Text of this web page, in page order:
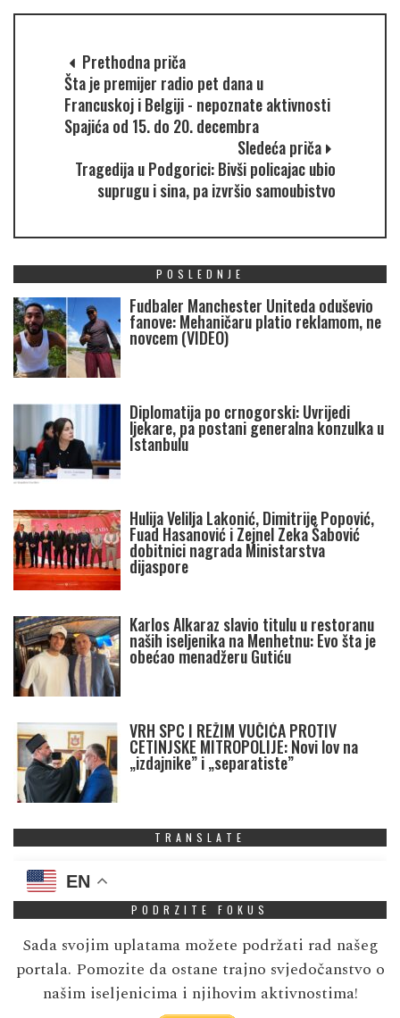
Prethodna priča
Šta je premijer radio pet dana u
Francuskoj i Belgiji - nepoznate aktivnosti
Spajića od 15. do 20. decembra
Sledeća priča
Tragedija u Podgorici: Bivši policajac ubio
suprugu i sina, pa izvršio samoubistvo
POSLEDNJE
Fudbaler Manchester Uniteda oduševio
fanove: Mehaničaru platio reklamom, ne
novcem (VIDEO)
Diplomatija po crnogorski: Uvrijedi
ljekare, pa postani generalna konzulka u
Istanbulu
Hulija Velilja Lakonić, Dimitrije Popović,
Fuad Hasanović i Zejnel Zeka Šabović
dobitnici nagrada Ministarstva
dijaspore
Karlos Alkaraz slavio titulu u restoranu
naših iseljenika na Menhetnu: Evo šta je
obećao menadžeru Gutiću
VRH SPC I REŽIM VUČIĆA PROTIV
CETINJSKE MITROPOLIJE: Novi lov na
„izdajnike” i „separatiste”
TRANSLATE
EN
PODRZITE FOKUS
Sada svojim uplatama možete podržati rad našeg
portala. Pomozite da ostane trajno svjedočanstvo o
našim iseljenicima i njihovim aktivnostima!